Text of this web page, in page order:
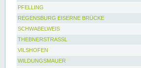
PFELLING
REGENSBURG EISERNE BRÜCKE
SCHWABELWEIS
THEBNERSTRASSL
VILSHOFEN
WILDUNGSMAUER